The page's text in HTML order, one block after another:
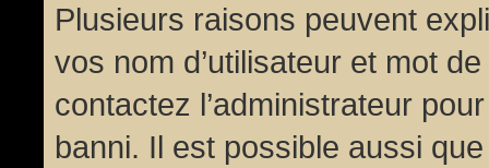
Plusieurs raisons peuvent
vos nom d’utilisateur et mot
contactez l’administrateur
banni. Il est possible aussi